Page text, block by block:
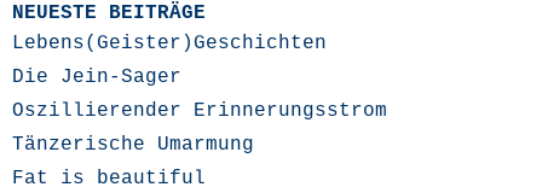
NEUESTE BEITRÄGE
Lebens(Geister)Geschichten
Die Jein-Sager
Oszillierender Erinnerungsstrom
Tänzerische Umarmung
Fat is beautiful